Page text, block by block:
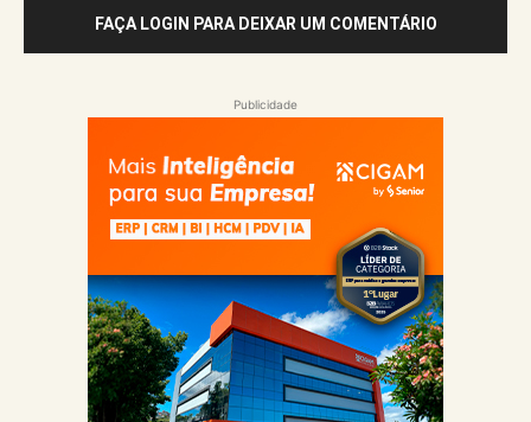
FAÇA LOGIN PARA DEIXAR UM COMENTÁRIO
Publicidade